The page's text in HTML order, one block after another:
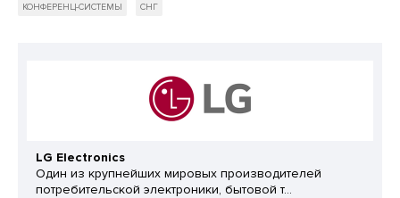
КОНФЕРЕНЦ-СИСТЕМЫ СНГ
LG Electronics
Один из крупнейших мировых производителей
потребительской электроники, бытовой т...